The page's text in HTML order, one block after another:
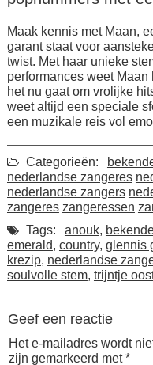
Maak kennis met Maan,
garant staat voor
twist. Met haar unieke
performances weet
het nu gaat om vrolijke
weet altijd een speciale
een muzikale reis vol
Categorieën:
nederlandse zangeres
nederlandse zangers
zangeres zangeressen
Tags:
anouk,
emerald, country, glennis
krezip, nederlandse
soulvolle stem, trijntje
Geef een reactie
Het e-mailadres wordt
zijn gemarkeerd met*